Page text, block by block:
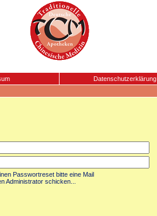
Datenschutzerklärung
Passwortreset bitte eine Mail
Administrator schicken...